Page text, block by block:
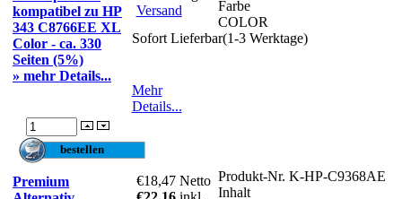
kompatibel zu HP
343 C8766EE XL
Color - ca. 330
Seiten (5%)
» mehr Details...
Versand
Farbe
COLOR
Sofort Lieferbar(1-3 Werktage)
Mehr
Details...
Premium
€18,47 Netto Produkt-Nr. K-HP-C9368AE
Inhalt